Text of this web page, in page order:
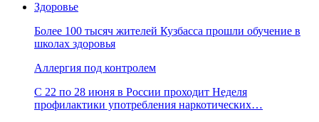
Здоровье
Более 100 тысяч жителей Кузбасса прошли обучение в
школах здоровья
Аллергия под контролем
С 22 по 28 июня в России проходит Неделя
профилактики употребления наркотических…